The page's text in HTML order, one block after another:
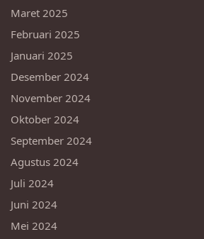
Maret 2025
Februari 2025
Januari 2025
Desember 2024
November 2024
Oktober 2024
September 2024
Agustus 2024
Juli 2024
Juni 2024
Mei 2024